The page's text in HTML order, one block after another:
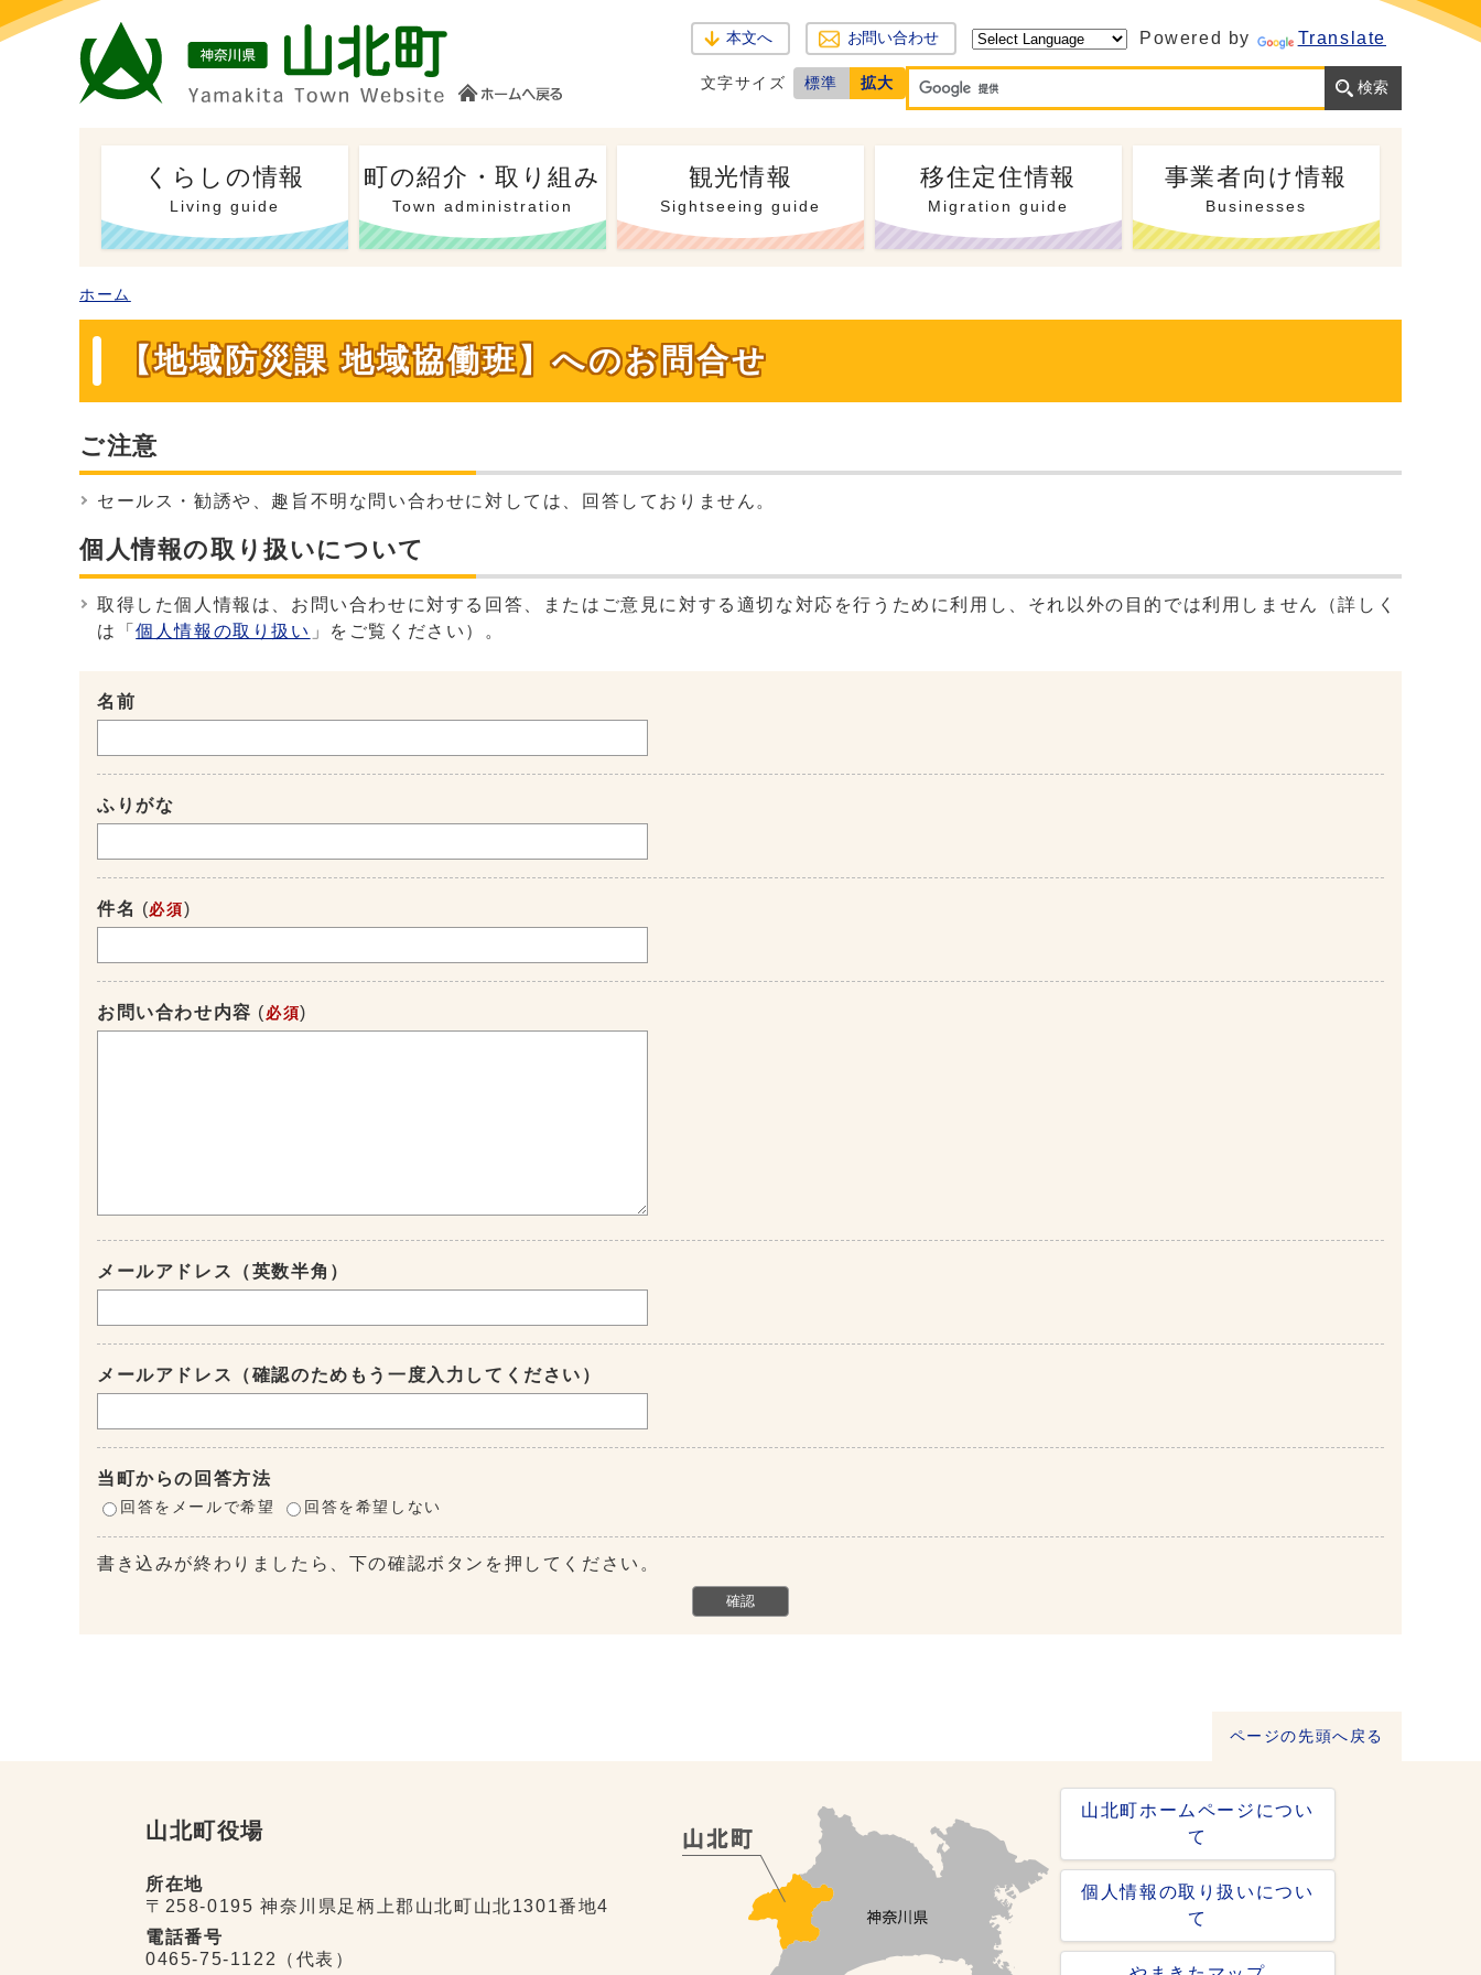
本文へ お問い合わせ Powered by Translate
文字サイズ 標準 拡大
くらしの情報
Living guide
町の紹介・取り組み
Town administration
観光情報
Sightseeing guide
移住定住情報
Migration guide
事業者向け情報
Businesses
ホーム
【地域防災課 地域協働班】へのお問合せ
ご注意
セールス・勧誘や、趣旨不明な問い合わせに対しては、回答しておりません。
個人情報の取り扱いについて
取得した個人情報は、お問い合わせに対する回答、またはご意見に対する適切な対応を行うために利用し、それ以外の目的では利用しません（詳しく
は「個人情報の取り扱い 」をご覧ください）。
名前
ふりがな
件名 (必須)
お問い合わせ内容 ( 必須)
メールアドレス（英数半角）
メールアドレス（確認のためもう一度入力してください）
当町からの回答方法
回答をメールで希望 回答を希望しない
書き込みが終わりましたら、下の確認ボタンを押してください。
ページの先頭へ戻る
山北町役場
所在地
〒258-0195 神奈川県足柄上郡山北町山北1301番地4
電話番号
0465-75-1122（代表）
山北町ホームページについ
て
個人情報の取り扱いについ
て